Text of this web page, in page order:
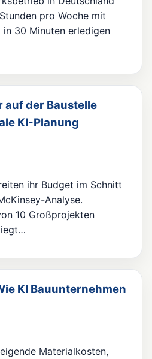
pro Woche mit
in 30 Minuten erledigen
auf der Baustelle
KI-Planung
ihr Budget im Schnitt
Analyse.
10 Großprojekten
KI Bauunternehmen
Materialkosten,